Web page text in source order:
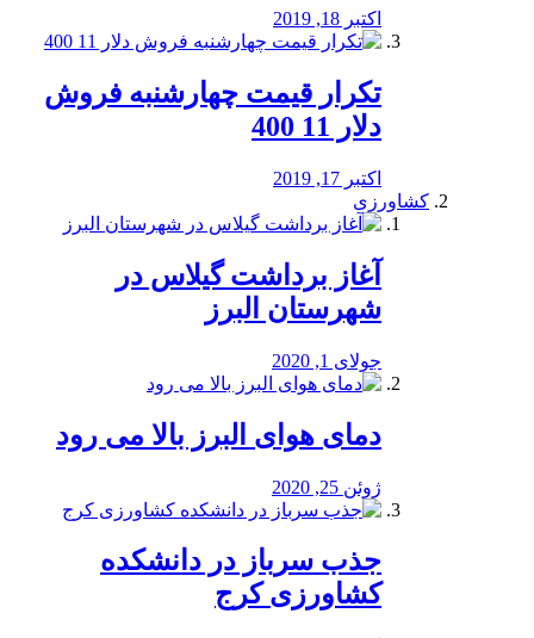
اکتبر 18, 2019
تکرار قیمت چهارشنبه فروش
دلار 11 400
اکتبر 17, 2019
کشاورزی
آغاز برداشت گیلاس در
شهرستان البرز
جولای 1, 2020
دمای هوای البرز بالا می رود
ژوئن 25, 2020
جذب سرباز در دانشکده
کشاورزی کرج